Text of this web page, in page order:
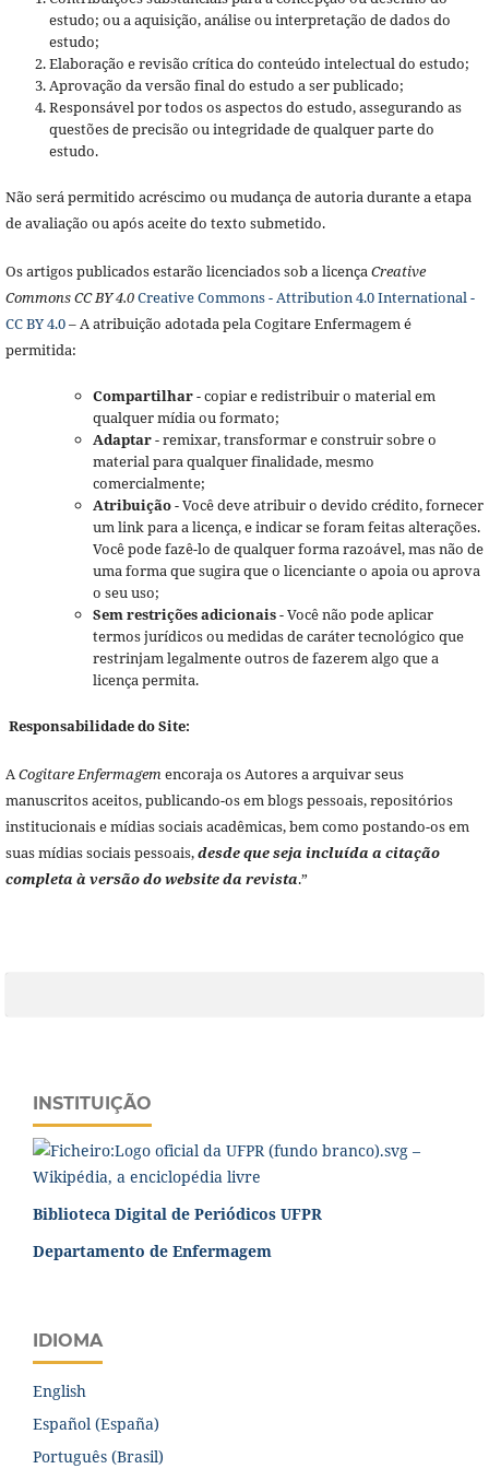
estudo; ou a aquisição, análise ou interpretação de dados do
estudo;
Elaboração e revisão crítica do conteúdo intelectual do estudo;
Aprovação da versão final do estudo a ser publicado;
Responsável por todos os aspectos do estudo, assegurando as
questões de precisão ou integridade de qualquer parte do
estudo.
Não será permitido acréscimo ou mudança de autoria durante a etapa
de avaliação ou após aceite do texto submetido.
Os artigos publicados estarão licenciados sob a licença Creative
Commons CC BY 4.0Creative Commons - Attribution 4.0 International -
CC BY 4.0– A atribuição adotada pela Cogitare Enfermagem é
permitida:
Compartilhar- copiar e redistribuir o material em
qualquer mídia ou formato;
Adaptar- remixar, transformar e construir sobre o
material para qualquer finalidade, mesmo
comercialmente;
Atribuição- Você deve atribuir o devido crédito, fornecer
um link para a licença, e indicar se foram feitas alterações.
Você pode fazê-lo de qualquer forma razoável, mas não de
uma forma que sugira que o licenciante o apoia ou aprova
o seu uso;
Sem restrições adicionais- Você não pode aplicar
termos jurídicos ou medidas de caráter tecnológico que
restrinjam legalmente outros de fazerem algo que a
licença permita.
Responsabilidade do Site:
A Cogitare Enfermagem encoraja os Autores a arquivar seus
manuscritos aceitos, publicando-os em blogs pessoais, repositórios
institucionais e mídias sociais acadêmicas, bem como postando-os em
suas mídias sociais pessoais,desde que seja incluída a citação
completa à versão do website da revista.”
INSTITUIÇÃO
Biblioteca Digital de Periódicos UFPR
Departamento de Enfermagem
IDIOMA
English
Español (España)
Português (Brasil)